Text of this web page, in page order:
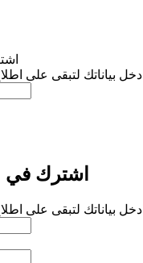
ادخل بياناتك لتبقى على
اشترك في
ادخل بياناتك لتبقى على